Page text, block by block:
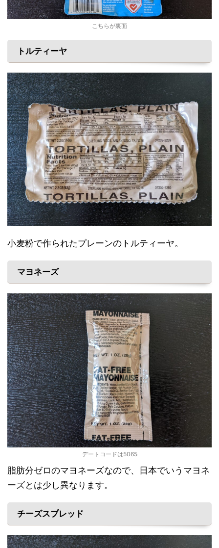
こちらが裏面
トルティーヤ
小麦粉で作られたプレーンのトルティーヤ。
マヨネーズ
デートコードは5065
脂肪分ゼロのマヨネーズなので、日本でいうマヨネ
ーズとは少し異なります。
チーズスプレッド